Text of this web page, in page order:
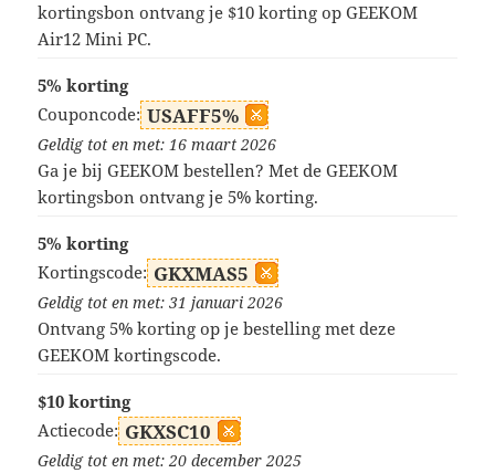
kortingsbon ontvang je $10 korting op GEEKOM
Air12 Mini PC.
5% korting
Couponcode: USAFF5%
Geldig tot en met: 16 maart 2026
Ga je bij GEEKOM bestellen? Met de GEEKOM
kortingsbon ontvang je 5% korting.
5% korting
Kortingscode: GKXMAS5
Geldig tot en met: 31 januari 2026
Ontvang 5% korting op je bestelling met deze
GEEKOM kortingscode.
$10 korting
Actiecode: GKXSC10
Geldig tot en met: 20 december 2025